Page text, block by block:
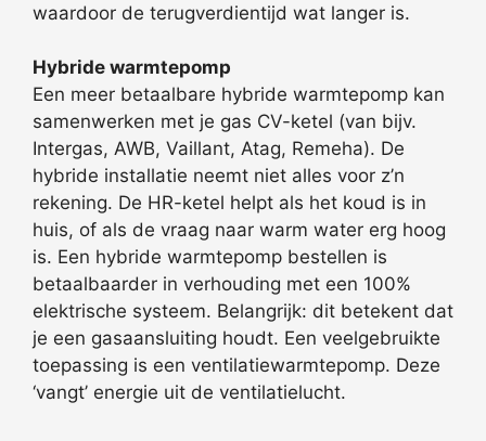
waardoor de terugverdientijd wat langer is.
Hybride warmtepomp
Een meer betaalbare hybride warmtepomp kan
samenwerken met je gas CV-ketel (van bijv.
Intergas, AWB, Vaillant, Atag, Remeha). De
hybride installatie neemt niet alles voor z’n
rekening. De HR-ketel helpt als het koud is in
huis, of als de vraag naar warm water erg hoog
is. Een hybride warmtepomp bestellen is
betaalbaarder in verhouding met een 100%
elektrische systeem. Belangrijk: dit betekent dat
je een gasaansluiting houdt. Een veelgebruikte
toepassing is een ventilatiewarmtepomp. Deze
‘vangt’ energie uit de ventilatielucht.